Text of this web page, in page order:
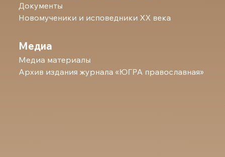
Документы
Новомученики и исповедники ХХ века
Медиа
Медиа материалы
Архив издания журнала «ЮГРА православная»